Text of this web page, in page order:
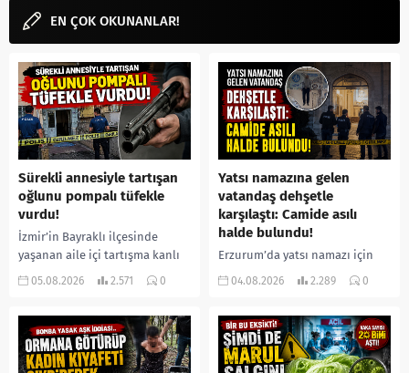
EN ÇOK OKUNANLAR!
Sürekli annesiyle tartışan
oğlunu pompalı tüfekle
vurdu!
İzmir’in Bayraklı ilçesinde
yaşanan aile içi tartışma kanlı
bitti. İddiaya göre, uzun süredir
05.08.2026 2.571 0
Yatsı namazına gelen
vatandaş dehşetle
karşılaştı: Camide asılı
halde bulundu!
Erzurum’da yatsı namazı için
camiye gelen bir vatandaş,
yerine sevk edilen...
04.08.2026 2.289 0